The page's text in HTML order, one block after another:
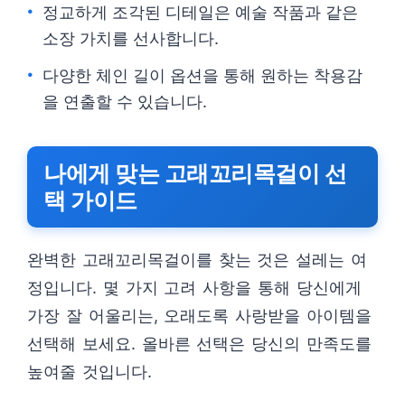
정교하게 조각된 디테일은 예술 작품과 같은
소장 가치를 선사합니다.
다양한 체인 길이 옵션을 통해 원하는 착용감
을 연출할 수 있습니다.
나에게 맞는 고래꼬리목걸이 선
택 가이드
완벽한 고래꼬리목걸이를 찾는 것은 설레는 여
정입니다. 몇 가지 고려 사항을 통해 당신에게
가장 잘 어울리는, 오래도록 사랑받을 아이템을
선택해 보세요. 올바른 선택은 당신의 만족도를
높여줄 것입니다.